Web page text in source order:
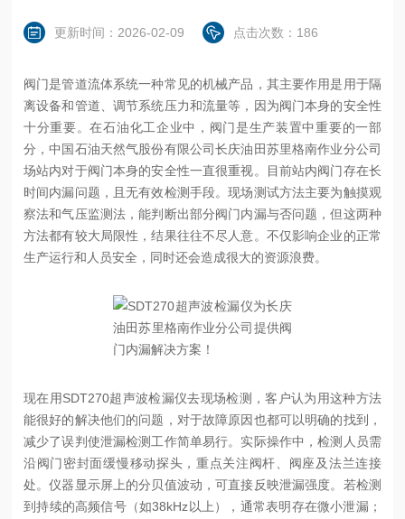
更新时间：2026-02-09 点击次数：186
阀门是管道流体系统一种常见的机械产品，其主要作用是用于隔
离设备和管道、调节系统压力和流量等，因为阀门本身的安全性
十分重要。在石油化工企业中，阀门是生产装置中重要的一部
分，中国石油天然气股份有限公司长庆油田苏里格南作业分公司
场站内对于阀门本身的安全性一直很重视。目前站内阀门存在长
时间内漏问题，且无有效检测手段。现场测试方法主要为触摸观
察法和气压监测法，能判断出部分阀门内漏与否问题，但这两种
方法都有较大局限性，结果往往不尽人意。不仅影响企业的正常
生产运行和人员安全，同时还会造成很大的资源浪费。
现在用SDT270超声波检漏仪去现场检测，客户认为用这种方法
能很好的解决他们的问题，对于故障原因也都可以明确的找到，
减少了误判使泄漏检测工作简单易行。实际操作中，检测人员需
沿阀门密封面缓慢移动探头，重点关注阀杆、阀座及法兰连接
处。仪器显示屏上的分贝值波动，可直接反映泄漏强度。若检测
到持续的高频信号（如38kHz以上），通常表明存在微小泄漏；